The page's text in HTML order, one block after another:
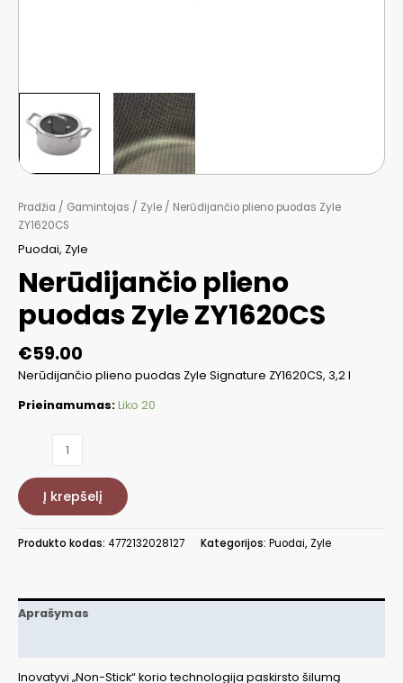
Pradžia / Gamintojas / Zyle / Nerūdijančio plieno puodas Zyle
ZY1620CS
Puodai, Zyle
Nerūdijančio plieno
puodas Zyle ZY1620CS
€59.00
Nerūdijančio plieno puodas Zyle Signature ZY1620CS, 3,2 l
Prieinamumas:Liko 20
Nerūdijančio
plieno
puodas
ZY1620CS
Į krepšelį
Produkto kodas: 4772132028127 Kategorijos: Puodai, Zyle
Aprašymas
Inovatyvi „Non-Stick“ korio technologija paskirsto šilumą